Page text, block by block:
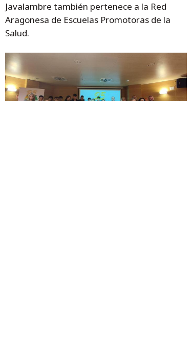
Javalambre también pertenece a la Red
Aragonesa de Escuelas Promotoras de la
Salud.